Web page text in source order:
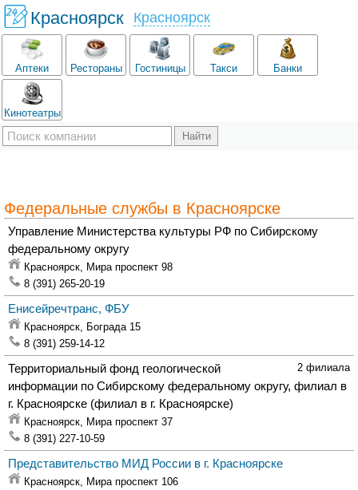
Красноярск Красноярск
Аптеки Рестораны Гостиницы Такси Банки
Кинотеатры
Федеральные службы в Красноярске
Управление Министерства культуры РФ по Сибирскому
федеральному округу
Красноярск, Мира проспект 98
8 (391) 265-20-19
Енисейречтранс, ФБУ
Красноярск, Бограда 15
8 (391) 259-14-12
2 филиала
Территориальный фонд геологической
информации по Сибирскому федеральному округу, филиал в
г. Красноярске (филиал в г. Красноярске)
Красноярск, Мира проспект 37
8 (391) 227-10-59
Представительство МИД России в г. Красноярске
Красноярск, Мира проспект 106